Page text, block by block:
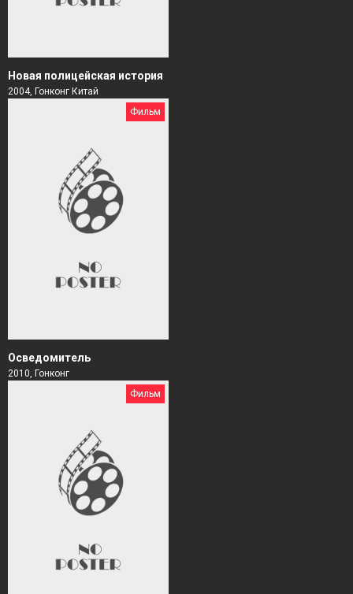
Новая полицейская история
2004, Гонконг Китай
Фильм
Осведомитель
2010, Гонконг
Фильм